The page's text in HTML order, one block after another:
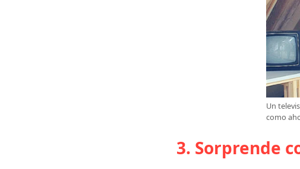
Un
como
3. Sorprende